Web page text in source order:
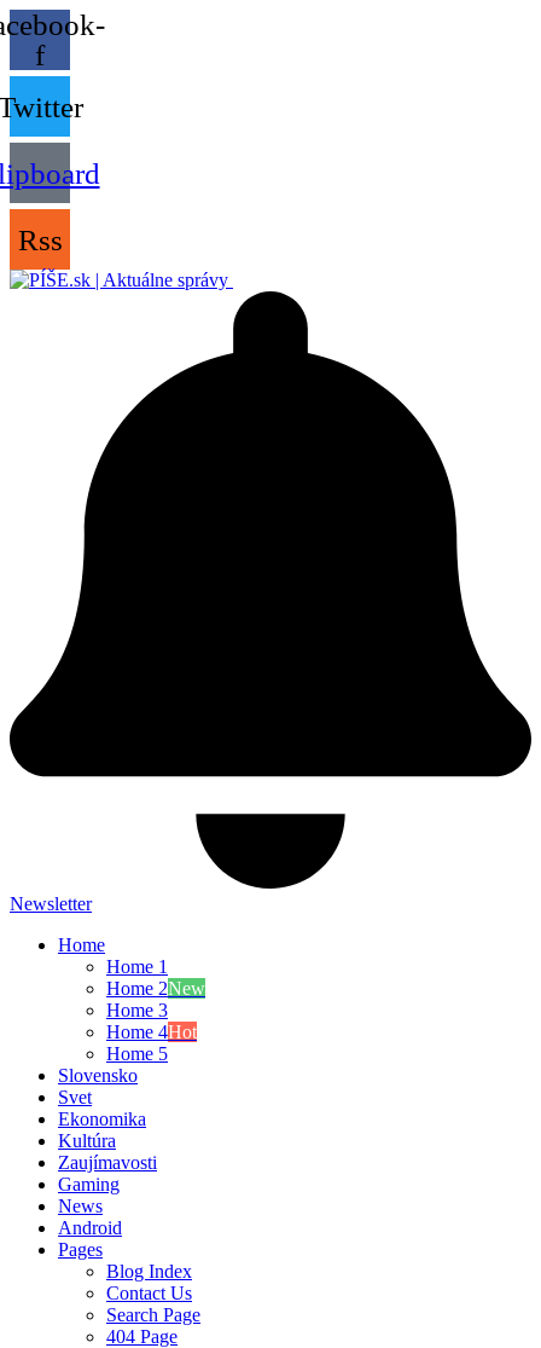
f
Rss
Newsletter
Home
Home 1
Home 2New
Home 3
Home 4Hot
Home 5
Slovensko
Svet
Ekonomika
Kultúra
Zaujímavosti
Gaming
News
Android
Pages
Blog Index
Contact Us
Search Page
404 Page